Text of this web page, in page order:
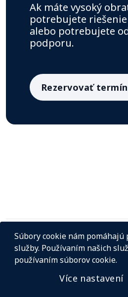
Ak máte vysoký
potrebujete
alebo potrebujete
podporu.
Rezervovať termín
© InstaCash 2026
Súbory cookie nám pomáhajú
služby. Používaním našich
používaním súborov cookie.
Více nastavení